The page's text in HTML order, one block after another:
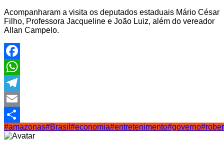
Acompanharam a visita os deputados estaduais Mário César
Filho, Professora Jacqueline e João Luiz, além do vereador
Allan Campelo.
Facebook
WhatsApp
Telegram
Email
Share
#amazonas#Brasil #economia#entretenimento#governo